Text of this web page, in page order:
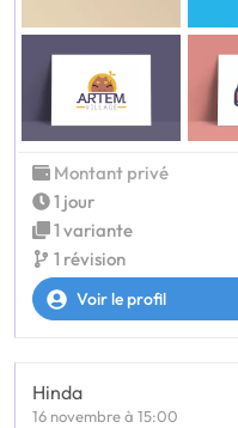
Montant privé
1 jour
1 variante
1 révision
Voir le profil
Hinda
16 novembre à 15:00